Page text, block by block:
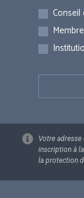
Inscriptions
Conseil
Votre
inscription à
la protection